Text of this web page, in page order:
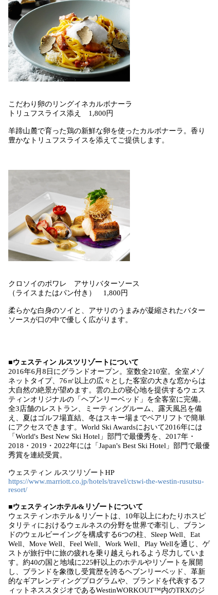
こだわり卵のリングイネカルボナーラ
トリュフスライス添え 1,800円
羊蹄山麓で育った鶏の新鮮な卵を使ったカルボナーラ。香り
豊かなトリュフスライスを添えてご提供します。
クロソイのポワレ アサリバターソース
（ライスまたはパン付き） 1,800円
柔らかな白身のソイと、アサリのうまみが凝縮されたバター
ソースが口の中で優しく広がります。
■ウェスティン ルスツリゾートについて
2016年6月8日にグランドオープン。室数全210室。全室メゾ
ネットタイプ、76㎡以上の広々とした客室の大きな窓からは
大自然の絶景が望めます。雲の上の寝心地を提供するウェス
ティンオリジナルの「ヘブンリーベッド」を全客室に完備。
全3店舗のレストラン、ミーティングルーム、露天風呂を備
え、夏はゴルフ場直結、冬はスキー場までペアリフトで簡単
にアクセスできます。World Ski Awardsにおいて2016年には
「World's Best New Ski Hotel」部門で最優秀を、2017年・
2018・2019・2022年には「Japan's Best Ski Hotel」部門で最優
秀賞を連続受賞。
ウェスティン ルスツリゾートHP
https://www.marriott.co.jp/hotels/travel/ctswi-the-westin-rusutsu-
resort/
■ウェスティンホテル&リゾートについて
ウェスティンホテル＆リゾートは、10年以上にわたりホスピ
タリティにおけるウェルネスの分野を世界で牽引し、ブラン
ドのウェルビーイングを構成する6つの柱、Sleep Well、Eat
Well、Move Well、Feel Well、Work Well、Play Wellを通じ、ゲ
ストが旅行中に旅の疲れを乗り越えられるよう尽力していま
す。約40の国と地域に225軒以上のホテルやリゾートを展開
し、ブランドを象徴し受賞歴を誇るヘブンリーベッド、革新
的なギアレンディングプログラムや、ブランドを代表するフ
ィットネススタジオであるWestinWORKOUT™内のTRXのジ